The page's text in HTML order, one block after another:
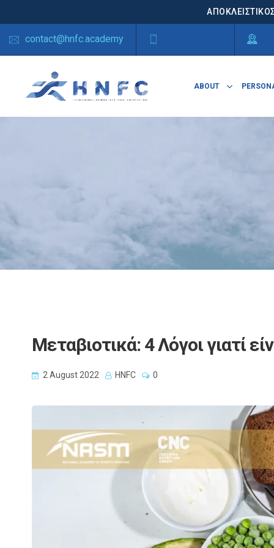
contact@hnfc.academy
ABOUT
Μεταβιοτικά: 4 Λόγοι γιατί
2 August 2022 HNFC 0